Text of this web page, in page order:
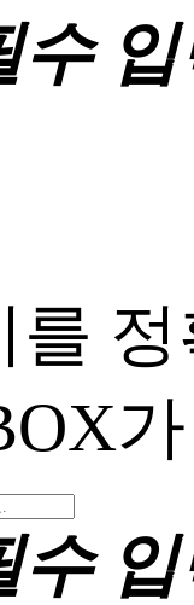
수
를
수